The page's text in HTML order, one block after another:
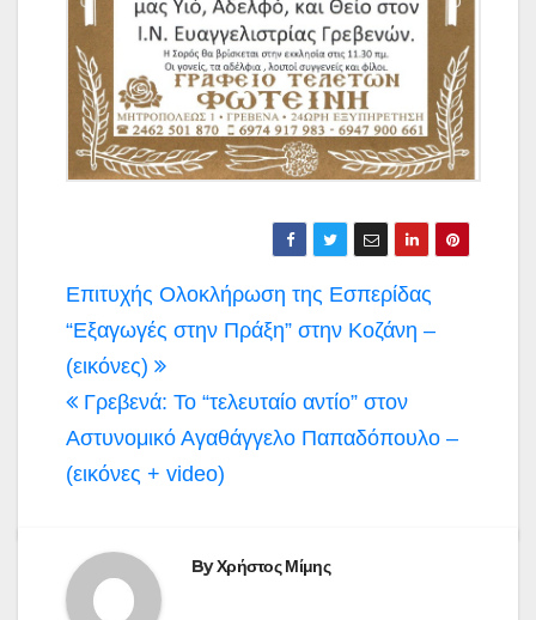
Πλοήγηση
άρθρων
Επιτυχής Ολοκλήρωση της Εσπερίδας
“Εξαγωγές στην Πράξη” στην Κοζάνη –
(εικόνες)
Γρεβενά: Το “τελευταίο αντίο” στον
Αστυνομικό Αγαθάγγελο Παπαδόπουλο –
(εικόνες + video)
ByΧρήστος Μίμης